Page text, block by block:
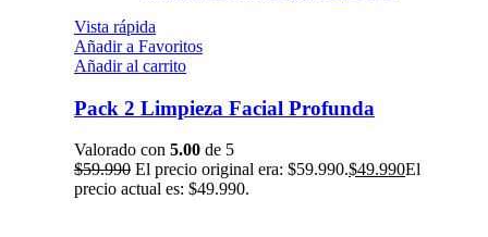
Vista rápida
Añadir a Favoritos
Añadir al carrito
Pack 2 Limpieza Facial Profunda
Valorado con 5.00 de 5
$59.990 El precio original era: $59.990.$49.990El
precio actual es: $49.990.